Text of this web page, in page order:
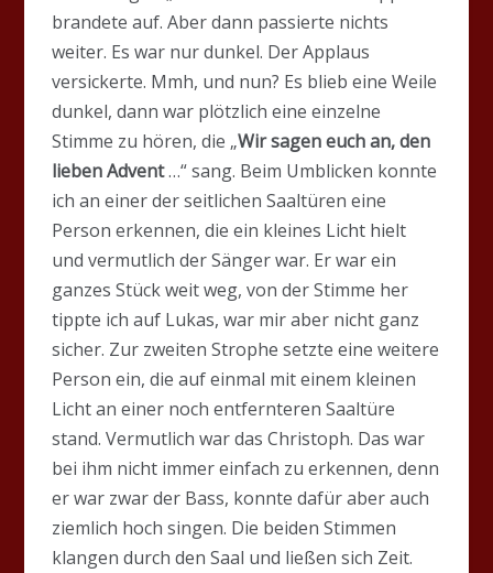
brandete auf. Aber dann passierte nichts
weiter. Es war nur dunkel. Der Applaus
versickerte. Mmh, und nun? Es blieb eine Weile
dunkel, dann war plötzlich eine einzelne
Stimme zu hören, die „Wir sagen euch an, den
lieben Advent…“ sang. Beim Umblicken konnte
ich an einer der seitlichen Saaltüren eine
Person erkennen, die ein kleines Licht hielt
und vermutlich der Sänger war. Er war ein
ganzes Stück weit weg, von der Stimme her
tippte ich auf Lukas, war mir aber nicht ganz
sicher. Zur zweiten Strophe setzte eine weitere
Person ein, die auf einmal mit einem kleinen
Licht an einer noch entfernteren Saaltüre
stand. Vermutlich war das Christoph. Das war
bei ihm nicht immer einfach zu erkennen, denn
er war zwar der Bass, konnte dafür aber auch
ziemlich hoch singen. Die beiden Stimmen
klangen durch den Saal und ließen sich Zeit.